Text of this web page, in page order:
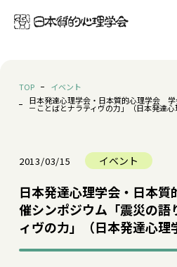
TOP
イベント
日本発達心理学会・日本質的心理学会
－ことばとナラティヴの力」（日本発達
2013/03/15 イベント
日本発達心理学会・日本
催シンポジウム「震災の語
ィヴの力」（日本発達心理